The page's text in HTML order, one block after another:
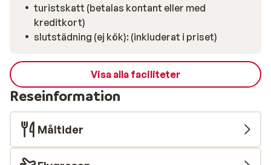
turistskatt (betalas kontant eller med
kreditkort)
slutstädning (ej kök): (inkluderat i priset)
Visa alla faciliteter
Reseinformation
Måltider